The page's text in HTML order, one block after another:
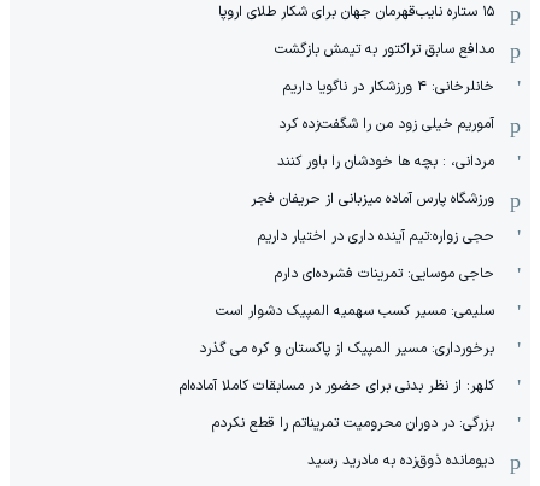
١۵ ستاره نایب‌قهرمان جهان برای شکار طلای اروپا
مدافع سابق تراکتور به تیمش بازگشت
خانلرخانی: ۴ ورزشکار در ناگویا داریم
آموریم خیلی زود من را شگفت‌زده کرد
مردانی، : بچه ها خودشان را باور کنند
ورزشگاه پارس آماده میزبانی از حریفان فجر
حجی زواره:تیم آینده داری در اختیار داریم
حاجی موسایی: تمرینات فشرده‌ای دارم
سلیمی: مسیر کسب سهمیه المپیک دشوار است
برخورداری: مسیر المپیک از پاکستان و کره می گذرد
کلهر: از نظر بدنی برای حضور در مسابقات کاملا آماده‌ام
بزرگی: در دوران محرومیت تمریناتم را قطع نکردم
دیومانده ذوق‌زده به مادرید رسید